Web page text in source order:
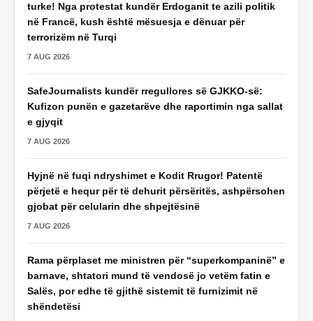
turke! Nga protestat kundër Erdoganit te azili politik
në Francë, kush është mësuesja e dënuar për
terrorizëm në Turqi
7 AUG 2026
SafeJournalists kundër rregullores së GJKKO-së:
Kufizon punën e gazetarëve dhe raportimin nga sallat
e gjyqit
7 AUG 2026
Hyjnë në fuqi ndryshimet e Kodit Rrugor! Patentë
përjetë e hequr për të dehurit përsëritës, ashpërsohen
gjobat për celularin dhe shpejtësinë
7 AUG 2026
Rama përplaset me ministren për “superkompaninë” e
barnave, shtatori mund të vendosë jo vetëm fatin e
Salës, por edhe të gjithë sistemit të furnizimit në
shëndetësi